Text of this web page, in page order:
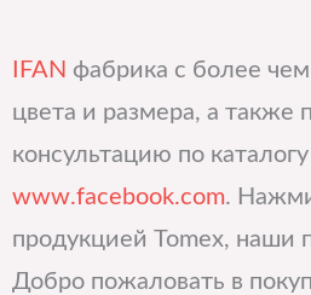
IFAN фабрика с более
цвета и размера, а также
консультацию по
www.facebook.com.
продукцией Tomex, наши
Добро пожаловать в